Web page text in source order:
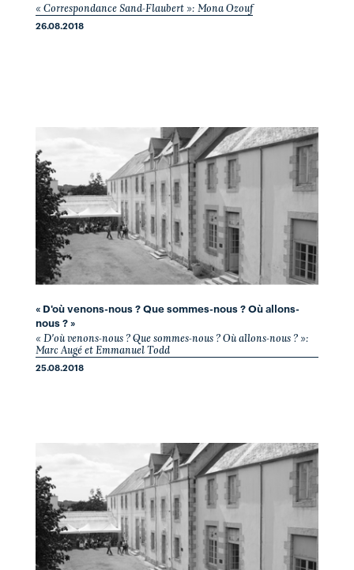
« Correspondance Sand-Flaubert »: Mona Ozouf
26.08.2018
« D'où venons-nous ? Que sommes-nous ? Où allons-
nous ? »
« D'où venons-nous ? Que sommes-nous ? Où allons-nous ? »:
Marc Augé et Emmanuel Todd
25.08.2018